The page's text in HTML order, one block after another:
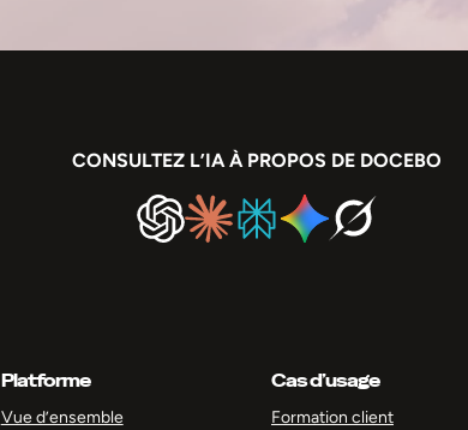
CONSULTEZ L’IA À PROPOS DE DOCEBO
Platforme
Vue d’ensemble
Cas d’usage
Formation client